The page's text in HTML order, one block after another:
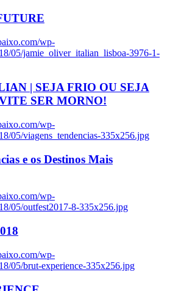
wp-
05/jamie_oliver_italian_lisboa-3976-1-
| SEJA FRIO OU SEJA
SER MORNO!
wp-
05/viagens_tendencias-335x256.jpg
e os Destinos Mais
wp-
05/outfest2017-8-335x256.jpg
wp-
05/brut-experience-335x256.jpg